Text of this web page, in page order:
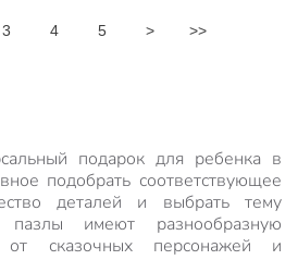
3 4 5 > >>
подарок для ребенка в
подобрать соответствующее
деталей и выбрать тему
пазлы имеют разнообразную
от сказочных персонажей и